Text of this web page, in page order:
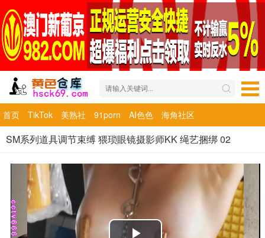
首页 TikTok 美熟社 91porn AI色色 海角社区
SM系列道具调节束缚 猥琐眼镜摄影师KK 绳艺捆绑 02